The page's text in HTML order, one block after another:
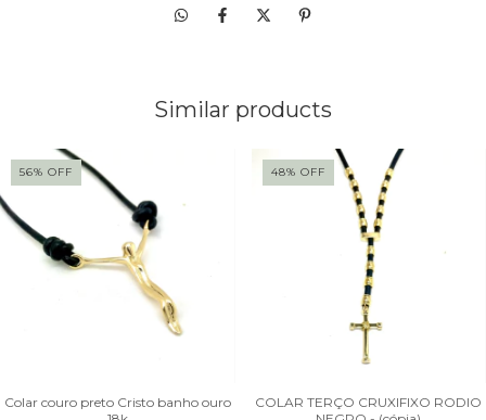
Similar products
56% OFF
Colar couro preto Cristo banho ouro
48% OFF
COLAR TERÇO CRUXIFIXO RODIO